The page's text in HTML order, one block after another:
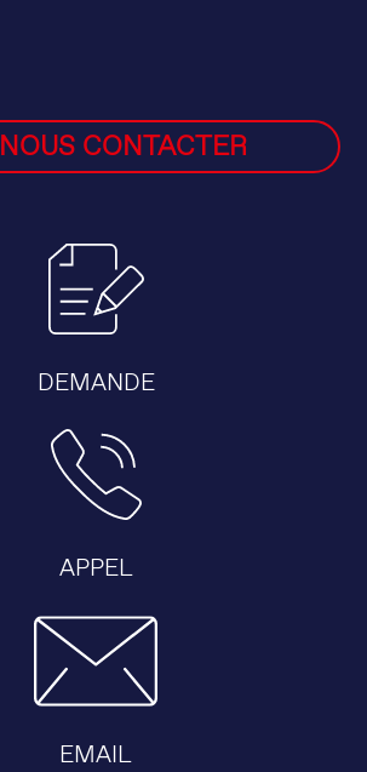
NOUS CONTACTER
DEMANDE
APPEL
EMAIL